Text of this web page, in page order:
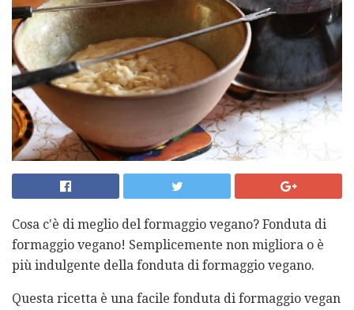
Cosa c'è di meglio del formaggio vegano? Fonduta di
formaggio vegano! Semplicemente non migliora o è
più indulgente della fonduta di formaggio vegano.
Questa ricetta è una facile fonduta di formaggio vegan